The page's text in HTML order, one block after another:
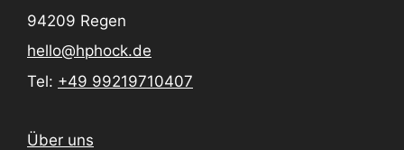
94209 Regen
hello@hphock.de
Tel: +49 99219710407
Über uns